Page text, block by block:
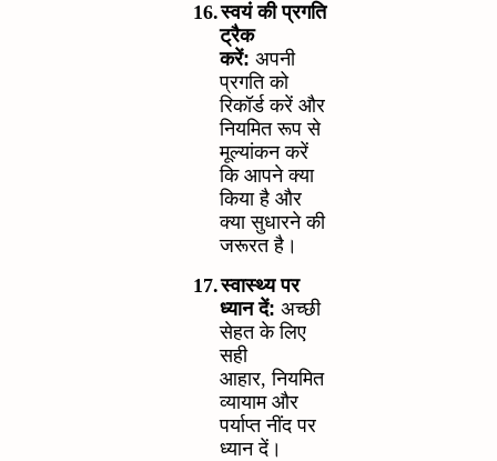
16.स्वयं की प्रगति
ट्रैक
करें: अपनी
प्रगति को
रिकॉर्ड करें और
नियमित रूप से
मूल्यांकन करें
कि आपने क्या
किया है और
क्या सुधारने की
जरूरत है।
17.स्वास्थ्य पर
ध्यान दें: अच्छी
सेहत के लिए
सही
आहार,नियमित
व्यायाम और
पर्याप्त नींद पर
ध्यान दें।